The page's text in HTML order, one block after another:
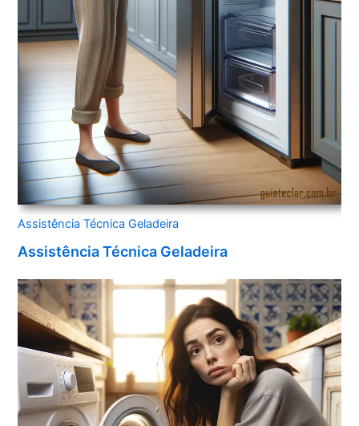
Assistência Técnica Geladeira
Assistência Técnica Geladeira